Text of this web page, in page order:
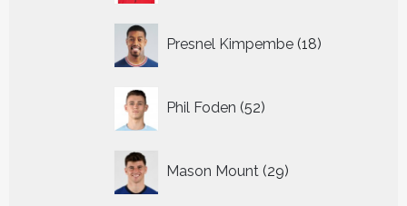
Presnel Kimpembe 18
producten
Phil Foden 52
producten
Mason Mount 29
producten